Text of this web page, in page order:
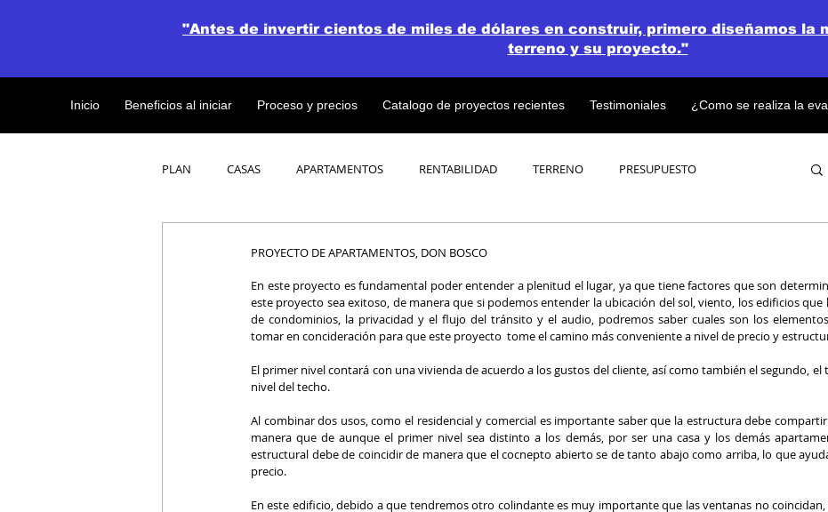
Inicio Beneficios al iniciar Proceso y precios Catalogo de proyectos recientes Testimoniales ¿Como se realiza la
"Antes de invertir cientos de miles de dólares en construir, primero diseñamos la
terreno y su proyecto."
PLAN CASAS APARTAMENTOS RENTABILIDAD TERRENO PRESUPUESTO
OBRAS DE CONSTRUCCION
PROYECTO DE APARTAMENTOS, DON BOSCO
En este proyecto es fundamental poder entender a plenitud el lugar, ya que tiene factores que son
este proyecto sea exitoso, de manera que si podemos entender la ubicación del sol, viento, los edificios que
de condominios, la privacidad y el flujo del tránsito y el audio, podremos saber cuales son los
tomar en concideración para que este proyecto  tome el camino más conveniente a nivel de precio y
El primer nivel contará con una vivienda de acuerdo a los gustos del cliente, así como también el segundo, el
nivel del techo.
Al combinar dos usos, como el residencial y comercial es importante saber que la estructura debe
manera que de aunque el primer nivel sea distinto a los demás, por ser una casa y los demás
estructural debe de coincidir de manera que el cocnepto abierto se de tanto abajo como arriba, lo que
precio.
En este edificio, debido a que tendremos otro colindante es muy importante que las ventanas no